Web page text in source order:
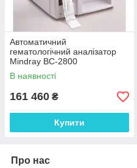
Автоматичний
гематологічний аналізатор
Mindray BC-2800
В наявності
161 460 ₴
Купити
Про нас